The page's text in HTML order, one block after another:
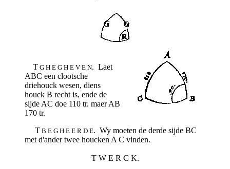
T G H E G H E V E N. Laet
ABC een clootsche
driehouck wesen, diens
houck B recht is, ende de
sijde AC doe 110 tr. maer AB
170 tr.
T B E G H E E R D E. Wy moeten de derde sijde BC
met d'ander twee houcken A C vinden.
T W E R C K.